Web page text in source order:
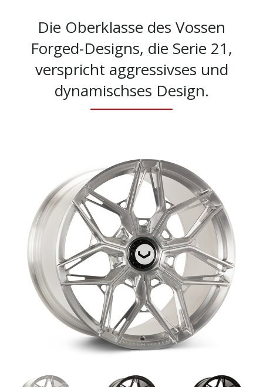
Die Oberklasse des Vossen
Forged-Designs, die Serie 21,
verspricht aggressivses und
dynamischses Design.